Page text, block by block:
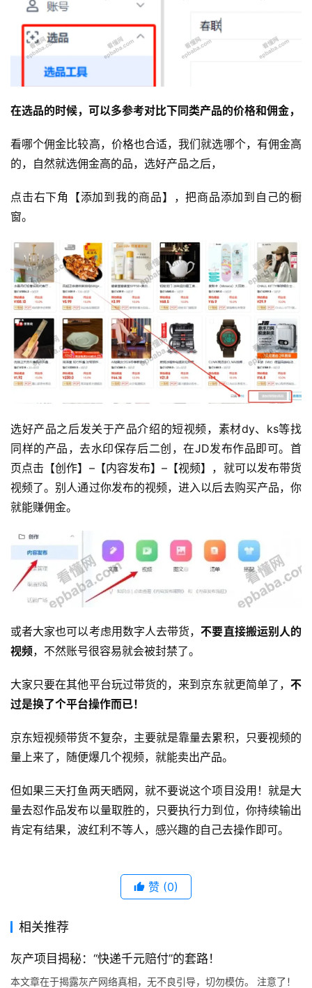
在选品的时候，可以多参考对比下同类产品的价格和佣金，
看哪个佣金比较高，价格也合适，我们就选哪个，有佣金高
的，自然就选佣金高的品，选好产品之后，
点击右下角【添加到我的商品】，把商品添加到自己的橱
窗。
选好产品之后发关于产品介绍的短视频，素材dy、ks等找
同样的产品，去水印保存后二创，在JD发布作品即可。首
页点击【创作】–【内容发布】–【视频】，就可以发布带货
视频了。别人通过你发布的视频，进入以后去购买产品，你
就能赚佣金。
或者大家也可以考虑用数字人去带货，不要直接搬运别人的
视频，不然账号很容易就会被封禁了。
大家只要在其他平台玩过带货的，来到京东就更简单了， 不
过是换了个平台操作而已！
京东短视频带货不复杂，主要就是靠量去累积，只要视频的
量上来了，随便爆几个视频，就能卖出产品。
但如果三天打鱼两天晒网，就不要说这个项目没用！就是大
量去怼作品发布以量取胜的，只要执行力到位，你持续输出
肯定有结果，波红利不等人，感兴趣的自己去操作即可。
赞 (0)
相关推荐
灰产项目揭秘：“快递千元赔付”的套路！
本文章在于揭露灰产网络真相，无不良引导，切勿模仿。 注意了！